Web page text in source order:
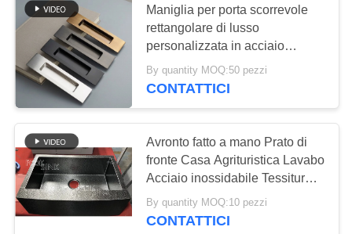
Lavandino di acciaio
inossidabile di PVD
Singolo lavandino di
cucina della ciotola
18
Maniglia per porta scorrevole
rettangolare di lusso
personalizzata in acciaio
inossidabile 304 Maniglie da
incasso all'ingrosso in fabbrica
By quantity MOQ:50 pezzi
CONTATTICI
Avronto fatto a mano Prato di
fronte Casa Agrituristica Lavabo
Acciaio inossidabile Tessitura
martellata Lavabo Single Bowl
Vintage Luxury Design Matte
By quantity MOQ:10 pezzi
CONTATTICI